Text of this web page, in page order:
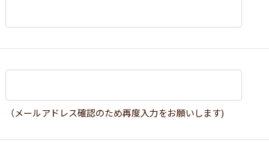
（メールアドレス確認のため再度入力をお願いします)